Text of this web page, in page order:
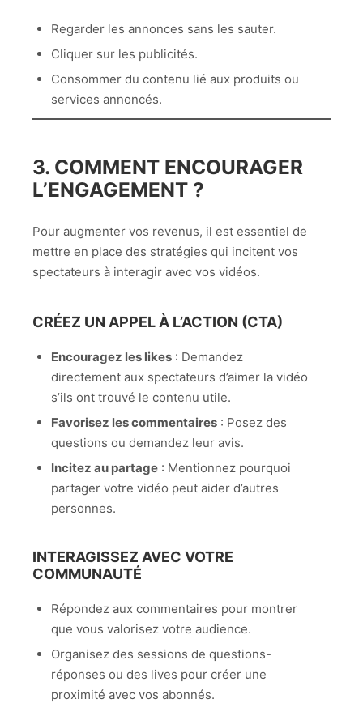
Regarder les annonces sans les sauter.
Cliquer sur les publicités.
Consommer du contenu lié aux produits ou
services annoncés.
3. COMMENT ENCOURAGER
L’ENGAGEMENT ?
Pour augmenter vos revenus, il est essentiel de
mettre en place des stratégies qui incitent vos
spectateurs à interagir avec vos vidéos.
CRÉEZ UN APPEL À L’ACTION (CTA)
Encouragez les likes: Demandez
directement aux spectateurs d’aimer la vidéo
s’ils ont trouvé le contenu utile.
Favorisez les commentaires: Posez des
questions ou demandez leur avis.
Incitez au partage: Mentionnez pourquoi
partager votre vidéo peut aider d’autres
personnes.
INTERAGISSEZ AVEC VOTRE
COMMUNAUTÉ
Répondez aux commentaires pour montrer
que vous valorisez votre audience.
Organisez des sessions de questions-
réponses ou des lives pour créer une
proximité avec vos abonnés.